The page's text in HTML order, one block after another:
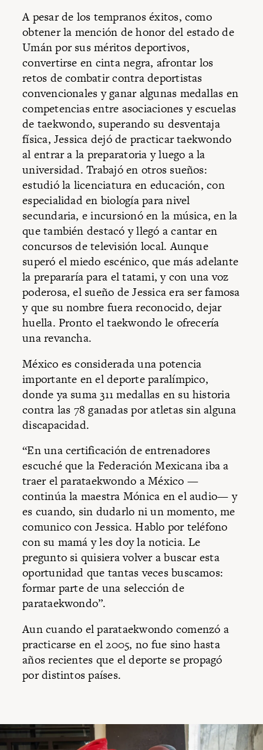
A pesar de los tempranos éxitos, como
obtener la mención de honor del estado de
Umán por sus méritos deportivos,
convertirse en cinta negra, afrontar los
retos de combatir contra deportistas
convencionales y ganar algunas medallas en
competencias entre asociaciones y escuelas
de taekwondo, superando su desventaja
física, Jessica dejó de practicar taekwondo
al entrar a la preparatoria y luego a la
universidad. Trabajó en otros sueños:
estudió la licenciatura en educación, con
especialidad en biología para nivel
secundaria, e incursionó en la música, en la
que también destacó y llegó a cantar en
concursos de televisión local. Aunque
superó el miedo escénico, que más adelante
la prepararía para el tatami, y con una voz
poderosa, el sueño de Jessica era ser famosa
y que su nombre fuera reconocido, dejar
huella. Pronto el taekwondo le ofrecería
una revancha.
México es considerada una potencia
importante en el deporte paralímpico,
donde ya suma 311 medallas en su historia
contra las 78 ganadas por atletas sin alguna
discapacidad.
“En una certificación de entrenadores
escuché que la Federación Mexicana iba a
traer el parataekwondo a México —
continúa la maestra Mónica en el audio— y
es cuando, sin dudarlo ni un momento, me
comunico con Jessica. Hablo por teléfono
con su mamá y les doy la noticia. Le
pregunto si quisiera volver a buscar esta
oportunidad que tantas veces buscamos:
formar parte de una selección de
parataekwondo”.
Aun cuando el parataekwondo comenzó a
practicarse en el 2005, no fue sino hasta
años recientes que el deporte se propagó
por distintos países.